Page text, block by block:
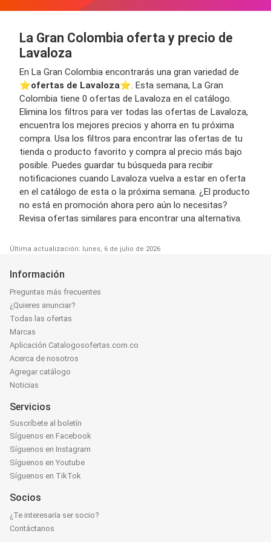
La Gran Colombia oferta y precio de
Lavaloza
En La Gran Colombia encontrarás una gran variedad de
⭐️ofertas de Lavaloza⭐️. Esta semana, La Gran
Colombia tiene 0 ofertas de Lavaloza en el catálogo.
Elimina los filtros para ver todas las ofertas de Lavaloza,
encuentra los mejores precios y ahorra en tu próxima
compra. Usa los filtros para encontrar las ofertas de tu
tienda o producto favorito y compra al precio más bajo
posible. Puedes guardar tu búsqueda para recibir
notificaciones cuando Lavaloza vuelva a estar en oferta
en el catálogo de esta o la próxima semana. ¿El producto
no está en promoción ahora pero aún lo necesitas?
Revisa ofertas similares para encontrar una alternativa.
Última actualización: lunes, 6 de julio de 2026
Información
Preguntas más frecuentes
¿Quieres anunciar?
Todas las ofertas
Marcas
Aplicación Catalogosofertas.com.co
Acerca de nosotros
Agregar catálogo
Noticias
Servicios
Suscríbete al boletín
Síguenos en Facebook
Síguenos en Instagram
Síguenos en Youtube
Síguenos en TikTok
Socios
¿Te interesaría ser socio?
Contáctanos